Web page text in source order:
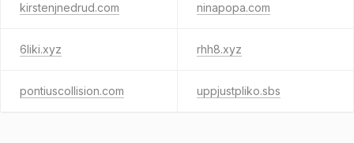
kirstenjnedrud.com ninapopa.com
6liki.xyz rhh8.xyz
pontiuscollision.com uppjustpliko.sbs